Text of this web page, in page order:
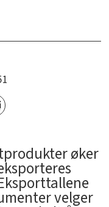
øker
velger